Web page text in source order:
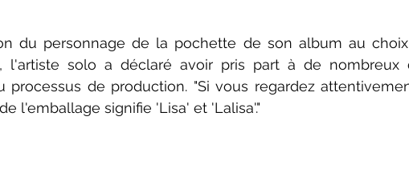
du personnage de la pochette de son album au
l'artiste solo a déclaré avoir pris part à de nombreux
processus de production. "Si vous regardez
l'emballage signifie 'Lisa' et 'Lalisa'."